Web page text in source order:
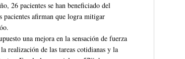
26 pacientes se han beneficiado del
pacientes afirman que logra mitigar
una mejora en la sensación de fuerza
realización de las tareas cotidianas y la